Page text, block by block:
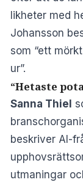
likheter med
Johansson
som “ett
ur”.
“Hetaste
Sanna Thiel
beskriver AI-
utmaningar